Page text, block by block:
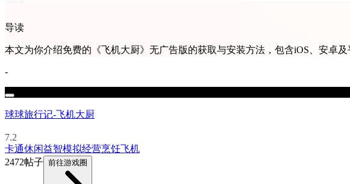
导读
本文为你介绍免费的《飞机大厨》无广告版的获取与安装方法，包含iOS、安卓及
-
球球旅行记-飞机大厨
7.2
卡通休闲益智模拟经营烹饪飞机
2472帖子 前往游戏圈